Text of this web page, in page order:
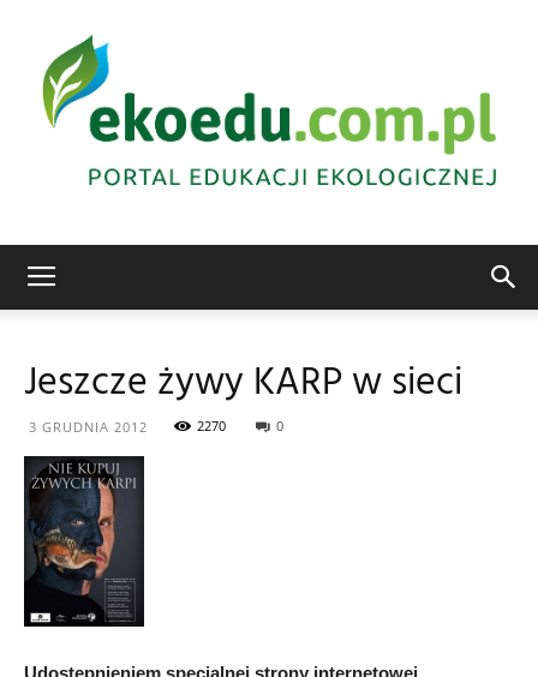
Jeszcze żywy KARP w sieci
3 GRUDNIA 2012 2270 0